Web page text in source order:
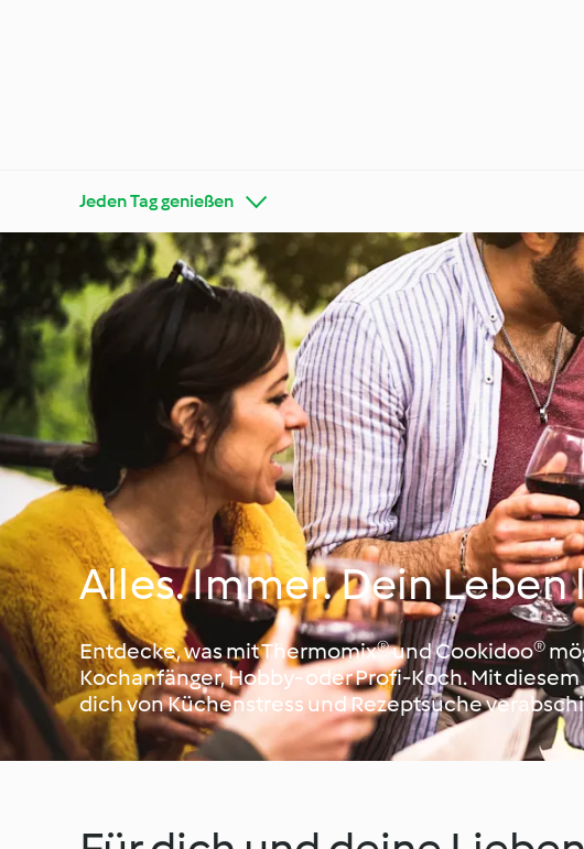
Jeden Tag genießen
Auf die Zutat kommt es an
Thermomix®
Tricks
Besondere Anlässe Jeden Tag
Alles. Immer. Dein Leben
Entdecke, was mit Thermomix® und Cookidoo®
Kochanfänger, Hobby- oder Profi-Koch. Mit
dich von Küchenstress und Rezeptsuche